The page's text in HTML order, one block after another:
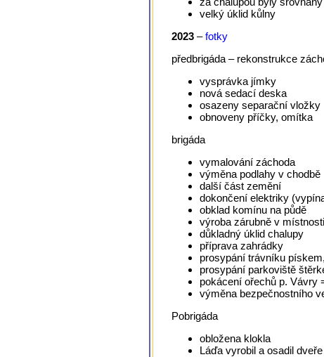
velký úklid kůlny
2023 –fotky
předbrigáda – rekonstrukce
vysprávka jímky
nová sedací deska
osazeny separační vložky
obnoveny příčky, omítka
brigáda
vymalování záchoda
výměna podlahy v chodbě
další část zemění
dokončení elektriky
obklad komínu na půdě
výroba zárubně v
důkladný úklid chalupy
příprava zahrádky
prosypání trávníku
prosypání parkoviště
pokácení ořechů p. Vávry
výměna bezpečnostního
Pobrigáda
obložena klokla
Láďa vyrobil a osadil